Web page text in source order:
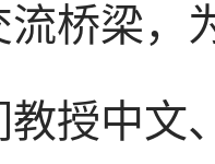
流桥梁，
教授中文